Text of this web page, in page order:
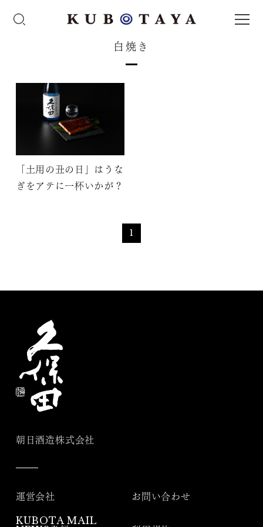
白焼き
「土用の丑の日」はうな
ぎをアテに一杯いかが？
1
朝日酒造株式会社
運営会社 お問い合わせ
KUBOTA MAIL